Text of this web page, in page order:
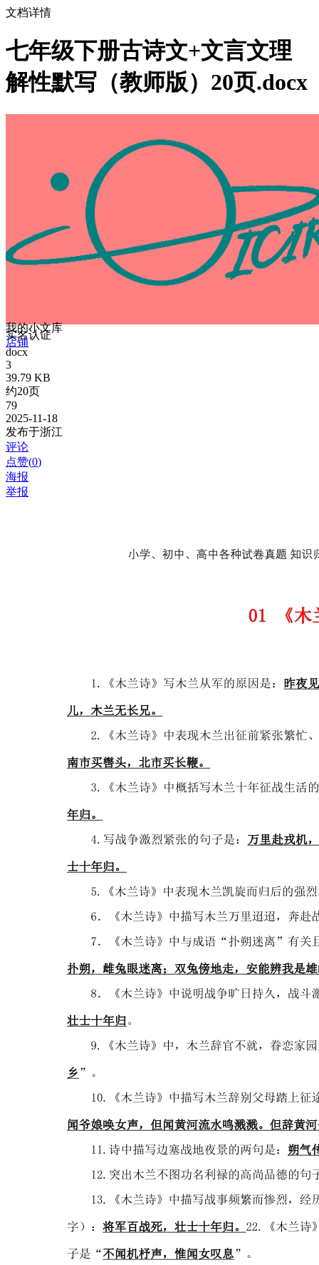
文档详情
七年级下册古诗文+文言文理
解性默写（教师版）20页.docx
我的小文库
实名认证
店铺
docx
3
39.79 KB
约20页
79
2025-11-18
发布于浙江
评论
点赞(0)
海报
举报